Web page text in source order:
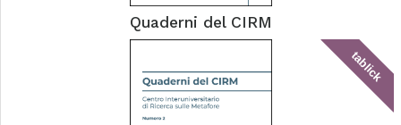
Quaderni del CIRM
tablick